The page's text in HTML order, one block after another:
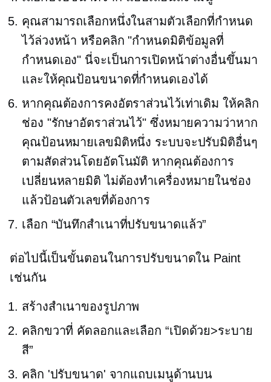
คุณสามารถเลือกหนึ่งในสามตัวเลือกที่กำหนด
ไว้ล่วงหน้า หรือคลิก "กำหนดมิติข้อมูลที่
กำหนดเอง" นี่จะเป็นการเปิดหน้าต่างอื่นขึ้นมา
และให้คุณป้อนขนาดที่กำหนดเองได้
หากคุณต้องการคงอัตราส่วนไว้เท่าเดิม ให้คลิก
ช่อง "รักษาอัตราส่วนไว้" ซึ่งหมายความว่าหาก
คุณป้อนหมายเลขมิติหนึ่ง ระบบจะปรับมิติอื่นๆ
ตามสัดส่วนโดยอัตโนมัติ หากคุณต้องการ
เปลี่ยนหลายมิติ ไม่ต้องทำเครื่องหมายในช่อง
แล้วป้อนตัวเลขที่ต้องการ
เลือก “บันทึกสำเนาที่ปรับขนาดแล้ว”
ต่อไปนี้เป็นขั้นตอนในการปรับขนาดใน Paint
เช่นกัน
สร้างสำเนาของรูปภาพ
คลิกขวาที่ คัดลอกและเลือก “เปิดด้วย>ระบาย
สี”
คลิก 'ปรับขนาด' จากแถบเมนูด้านบน